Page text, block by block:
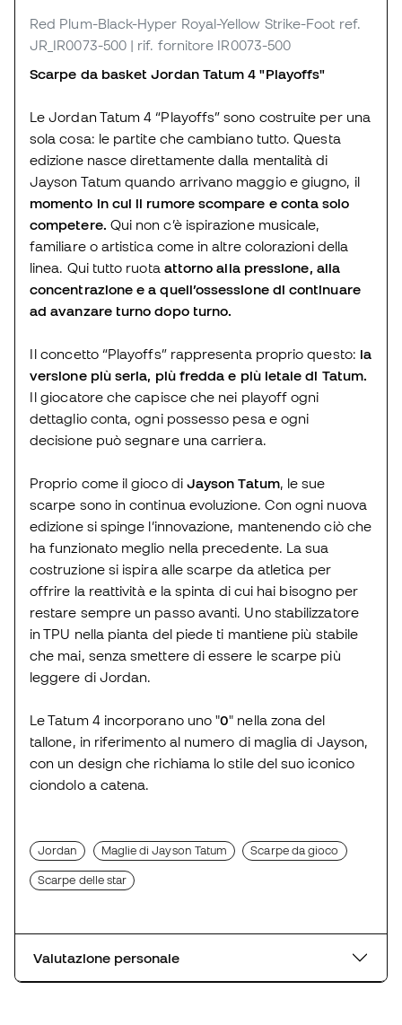
Red Plum-Black-Hyper Royal-Yellow Strike-Foot ref.
JR_IR0073-500 | rif. fornitore IR0073-500
Scarpe da basket Jordan Tatum 4 "Playoffs"
Le Jordan Tatum 4 “Playoffs” sono costruite per una
sola cosa: le partite che cambiano tutto. Questa
edizione nasce direttamente dalla mentalità di
Jayson Tatum quando arrivano maggio e giugno, il
momento in cui il rumore scompare e conta solo
competere. Qui non c’è ispirazione musicale,
familiare o artistica come in altre colorazioni della
linea. Qui tutto ruota attorno alla pressione, alla
concentrazione e a quell’ossessione di continuare
ad avanzare turno dopo turno.
Il concetto “Playoffs” rappresenta proprio questo: la
versione più seria, più fredda e più letale di Tatum.
Il giocatore che capisce che nei playoff ogni
dettaglio conta, ogni possesso pesa e ogni
decisione può segnare una carriera.
Proprio come il gioco di Jayson Tatum, le sue
scarpe sono in continua evoluzione. Con ogni nuova
edizione si spinge l’innovazione, mantenendo ciò che
ha funzionato meglio nella precedente. La sua
costruzione si ispira alle scarpe da atletica per
offrire la reattività e la spinta di cui hai bisogno per
restare sempre un passo avanti. Uno stabilizzatore
in TPU nella pianta del piede ti mantiene più stabile
che mai, senza smettere di essere le scarpe più
leggere di Jordan.
Le Tatum 4 incorporano uno "0" nella zona del
tallone, in riferimento al numero di maglia di Jayson,
con un design che richiama lo stile del suo iconico
ciondolo a catena.
Jordan Maglie di Jayson Tatum Scarpe da gioco
Scarpe delle star
Valutazione personale